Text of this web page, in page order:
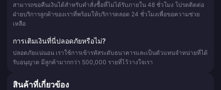
สามารถขอคืนเงินได้สำหรับคำสั่งซื้อที่ไม่ได้รับภายใน 48 ชั่วโมง โปรดติดต่อ
ฝ่ายบริการลูกค้าของเราที่พร้อมให้บริการตลอด 24 ชั่วโมงเพื่อขอความช่วย
เหลือ
การเติมเงินที่นี่ปลอดภัยหรือไม่?
ปลอดภัยแน่นอน เราใช้การเข้ารหัสระดับธนาคารและเป็นตัวแทนจำหน่ายที่ได้
รับอนุญาต มีลูกค้ามากกว่า 500,000 รายที่ไว้วางใจเรา
สินค้าที่เกี่ยวข้อง